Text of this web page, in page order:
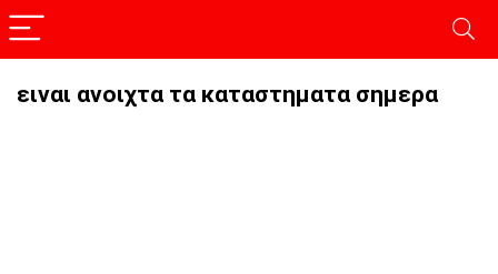
ειναι ανοιχτα τα καταστηματα σημερα